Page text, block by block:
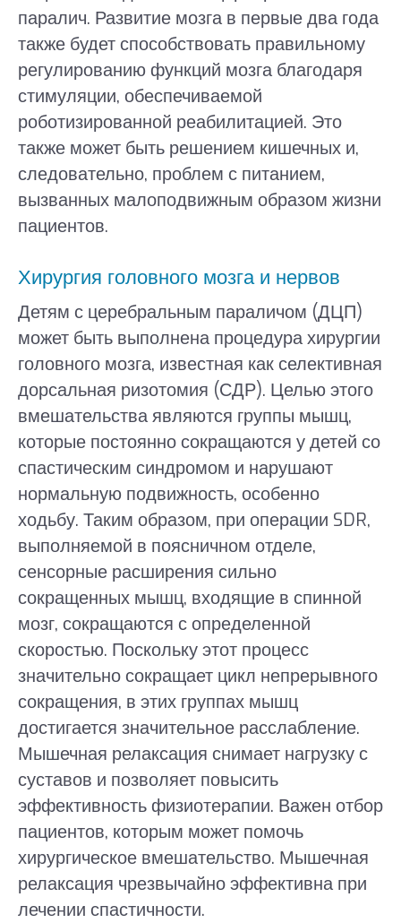
паралич. Развитие мозга в первые два года
также будет способствовать правильному
регулированию функций мозга благодаря
стимуляции, обеспечиваемой
роботизированной реабилитацией. Это
также может быть решением кишечных и,
следовательно, проблем с питанием,
вызванных малоподвижным образом жизни
пациентов.
Хирургия головного мозга и нервов
Детям с церебральным параличом (ДЦП)
может быть выполнена процедура хирургии
головного мозга, известная как селективная
дорсальная ризотомия (СДР). Целью этого
вмешательства являются группы мышц,
которые постоянно сокращаются у детей со
спастическим синдромом и нарушают
нормальную подвижность, особенно
ходьбу. Таким образом, при операции SDR,
выполняемой в поясничном отделе,
сенсорные расширения сильно
сокращенных мышц, входящие в спинной
мозг, сокращаются с определенной
скоростью. Поскольку этот процесс
значительно сокращает цикл непрерывного
сокращения, в этих группах мышц
достигается значительное расслабление.
Мышечная релаксация снимает нагрузку с
суставов и позволяет повысить
эффективность физиотерапии. Важен отбор
пациентов, которым может помочь
хирургическое вмешательство. Мышечная
релаксация чрезвычайно эффективна при
лечении спастичности.